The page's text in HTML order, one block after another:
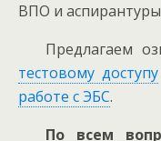
ВПО и
Предлагаем
тестовому доступу
работе с ЭБС.
По всем